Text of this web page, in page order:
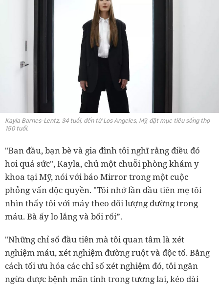
Kayla Barnes-Lentz, 34 tuổi, đến từ Los Angeles, Mỹ, đặt mục tiêu sống thọ
150 tuổi.
"Ban đầu, bạn bè và gia đình tôi nghĩ rằng điều đó
hơi quá sức", Kayla, chủ một chuỗi phòng khám y
khoa tại Mỹ, nói với báo Mirror trong một cuộc
phỏng vấn độc quyền. "Tôi nhớ lần đầu tiên mẹ tôi
nhìn thấy tôi với máy theo dõi lượng đường trong
máu. Bà ấy lo lắng và bối rối”.
"Những chỉ số đầu tiên mà tôi quan tâm là xét
nghiệm máu, xét nghiệm đường ruột và độc tố. Bằng
cách tối ưu hóa các chỉ số xét nghiệm đó, tôi ngăn
ngừa được bệnh mãn tính trong tương lai, kéo dài